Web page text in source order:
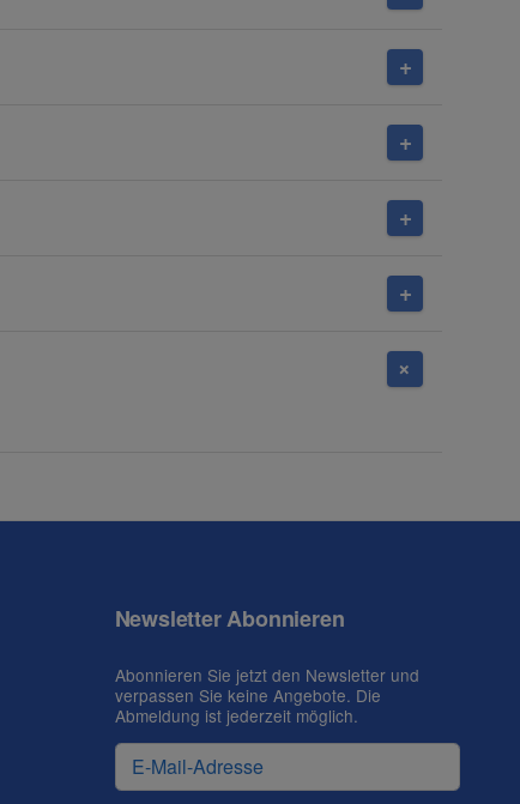
Newsletter Abonnieren
Abonnieren Sie jetzt den Newsletter und
verpassen Sie keine Angebote. Die
Abmeldung ist jederzeit möglich.